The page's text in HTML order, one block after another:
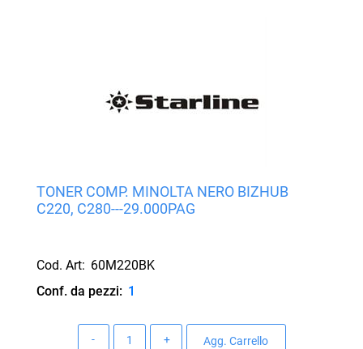
TONER COMP. MINOLTA NERO BIZHUB
C220, C280---29.000PAG
Cod. Art: 60M220BK
Conf. da pezzi: 1
Agg. Carrello